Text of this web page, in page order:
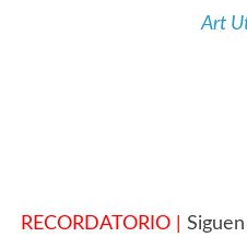
Art
RECORDATORIO